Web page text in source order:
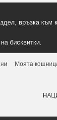
връзка към
бисквитки.
Моята